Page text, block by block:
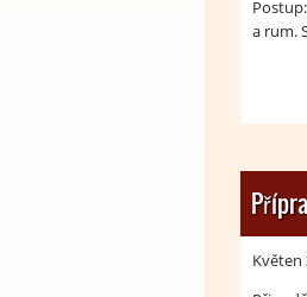
a rum.
Květen